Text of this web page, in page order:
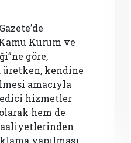
Kurum ve
göre,
üretken, kendine
amacıyla
hizmetler
hem de
yapılması